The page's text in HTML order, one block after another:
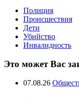
Полиция
Происшествия
Дети
Убийство
Инвалидность
Это может Вас
07.08.26